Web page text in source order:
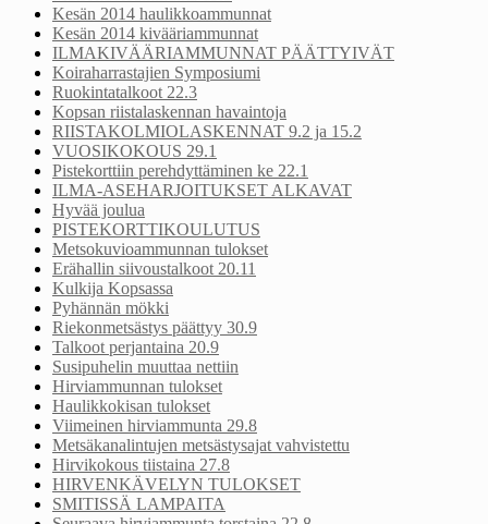
Kesän 2014 haulikkoammunnat
Kesän 2014 kivääriammunnat
ILMAKIVÄÄRIAMMUNNAT PÄÄTTYIVÄT
Koiraharrastajien Symposiumi
Ruokintatalkoot 22.3
Kopsan riistalaskennan havaintoja
RIISTAKOLMIOLASKENNAT 9.2 ja 15.2
VUOSIKOKOUS 29.1
Pistekorttiin perehdyttäminen ke 22.1
ILMA-ASEHARJOITUKSET ALKAVAT
Hyvää joulua
PISTEKORTTIKOULUTUS
Metsokuvioammunnan tulokset
Erähallin siivoustalkoot 20.11
Kulkija Kopsassa
Pyhännän mökki
Riekonmetsästys päättyy 30.9
Talkoot perjantaina 20.9
Susipuhelin muuttaa nettiin
Hirviammunnan tulokset
Haulikkokisan tulokset
Viimeinen hirviammunta 29.8
Metsäkanalintujen metsästysajat vahvistettu
Hirvikokous tiistaina 27.8
HIRVENKÄVELYN TULOKSET
SMITISSÄ LAMPAITA